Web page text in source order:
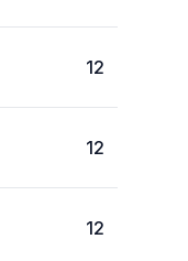
12
12
12